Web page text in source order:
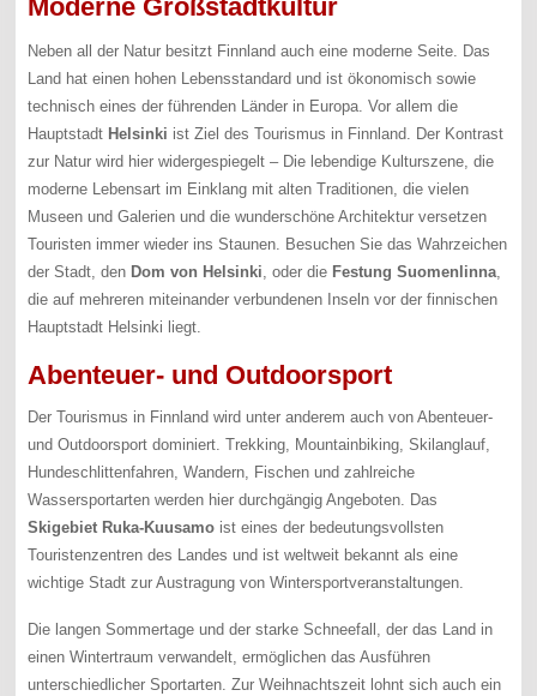
Moderne Großstadtkultur
Neben all der Natur besitzt Finnland auch eine moderne Seite. Das
Land hat einen hohen Lebensstandard und ist ökonomisch sowie
technisch eines der führenden Länder in Europa. Vor allem die
Hauptstadt Helsinki ist Ziel des Tourismus in Finnland. Der Kontrast
zur Natur wird hier widergespiegelt – Die lebendige Kulturszene, die
moderne Lebensart im Einklang mit alten Traditionen, die vielen
Museen und Galerien und die wunderschöne Architektur versetzen
Touristen immer wieder ins Staunen. Besuchen Sie das Wahrzeichen
der Stadt, den Dom von Helsinki , oder die Festung Suomenlinna
die auf mehreren miteinander verbundenen Inseln vor der finnischen
Hauptstadt Helsinki liegt.
Abenteuer- und Outdoorsport
Der Tourismus in Finnland wird unter anderem auch von Abenteuer-
und Outdoorsport dominiert. Trekking, Mountainbiking, Skilanglauf,
Hundeschlittenfahren, Wandern, Fischen und zahlreiche
Wassersportarten werden hier durchgängig Angeboten. Das
Skigebiet Ruka-Kuusamo ist eines der bedeutungsvollsten
Touristenzentren des Landes und ist weltweit bekannt als eine
wichtige Stadt zur Austragung von Wintersportveranstaltungen.
Die langen Sommertage und der starke Schneefall, der das Land in
einen Wintertraum verwandelt, ermöglichen das Ausführen
unterschiedlicher Sportarten. Zur Weihnachtszeit lohnt sich auch ein